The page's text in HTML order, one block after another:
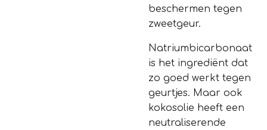
beschermen tegen
zweetgeur.
Natriumbicarbonaat
is het ingrediënt dat
zo goed werkt tegen
geurtjes. Maar ook
kokosolie heeft een
neutraliserende